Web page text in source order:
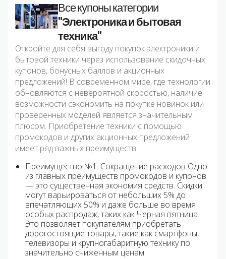
Все купоны категории
"Электроника и бытовая
техника"
Откройте для себя выгоду покупок электроники и
бытовой техники через использование скидочных
купонов, бонусных баллов и акционных
предложений! В современном мире, где технологии
обновляются с невероятной скоростью, наличие
возможности сэкономить на покупке новинок или
проверенных моделей является значительным
плюсом. Приобретение техники с помощью
промокодов и других акционных предложений
имеет ряд важных преимуществ.
Преимущество №1: Сокращение расходов Одно
из главных преимуществ промокодов и купонов
— это существенная экономия средств. Скидки
могут варьироваться от небольших 5% до
впечатляющих 50% и даже больше во время
особых распродаж, таких как Черная пятница.
Это позволяет покупателям приобретать
дорогостоящие товары, такие как смартфоны,
телевизоры и крупногабаритную технику по
значительно сниженным ценам.